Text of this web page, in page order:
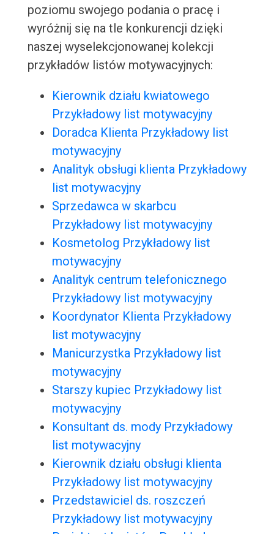
poziomu swojego podania o pracę i
wyróżnij się na tle konkurencji dzięki
naszej wyselekcjonowanej kolekcji
przykładów listów motywacyjnych:
Kierownik działu kwiatowego
Przykładowy list motywacyjny
Doradca Klienta Przykładowy list
motywacyjny
Analityk obsługi klienta Przykładowy
list motywacyjny
Sprzedawca w skarbcu
Przykładowy list motywacyjny
Kosmetolog Przykładowy list
motywacyjny
Analityk centrum telefonicznego
Przykładowy list motywacyjny
Koordynator Klienta Przykładowy
list motywacyjny
Manicurzystka Przykładowy list
motywacyjny
Starszy kupiec Przykładowy list
motywacyjny
Konsultant ds. mody Przykładowy
list motywacyjny
Kierownik działu obsługi klienta
Przykładowy list motywacyjny
Przedstawiciel ds. roszczeń
Przykładowy list motywacyjny